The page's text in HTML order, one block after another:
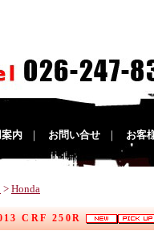
内 お問い合せ お客
> Honda
CRF 250R